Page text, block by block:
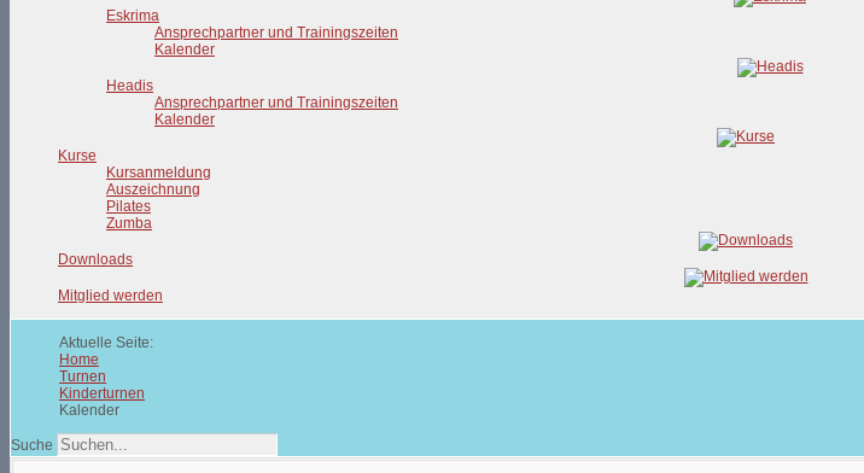
Eskrima
Ansprechpartner und Trainingszeiten
Kalender
Headis
Ansprechpartner und Trainingszeiten
Kalender
Kurse
Kursanmeldung
Auszeichnung
Pilates
Zumba
Downloads
Mitglied werden
Aktuelle Seite:
Home
Turnen
Kinderturnen
Kalender
Suche